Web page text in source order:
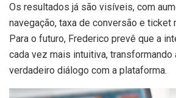
Os resultados já são visíveis, com
navegação, taxa de conversão e ticket
Para o futuro, Frederico prevê que a
cada vez mais intuitiva, transformando
verdadeiro diálogo com a plataforma.